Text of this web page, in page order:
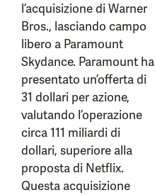
l’acquisizione di Warner
Bros., lasciando campo
libero a Paramount
Skydance. Paramount ha
presentato un’offerta di
31 dollari per azione,
valutando l’operazione
circa 111 miliardi di
dollari, superiore alla
proposta di Netflix.
Questa acquisizione